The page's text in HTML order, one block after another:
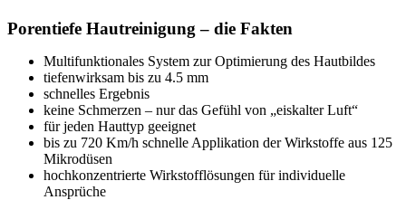
Porentiefe Hautreinigung – die Fakten
Multifunktionales System zur Optimierung des Hautbildes
tiefenwirksam bis zu 4.5 mm
schnelles Ergebnis
keine Schmerzen – nur das Gefühl von „eiskalter Luft“
für jeden Hauttyp geeignet
bis zu 720 Km/h schnelle Applikation der Wirkstoffe aus 125
Mikrodüsen
hochkonzentrierte Wirkstofflösungen für individuelle
Ansprüche